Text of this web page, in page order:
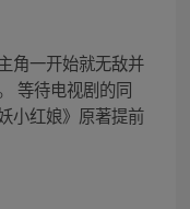
角一开始就无敌并
等待电视剧的同
小红娘》原著提前